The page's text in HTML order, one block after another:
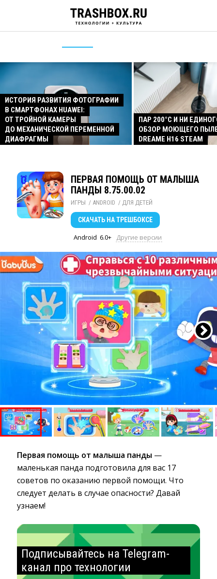
ИСТОРИЯ РАЗВИТИЯ ФОТОГРАФИИ
В СМАРТФОНАХ HUAWEI:
ОТ ТРОЙНОЙ КАМЕРЫ
ДО МЕХАНИЧЕСКОЙ ПЕРЕМЕННОЙ
ДИАФРАГМЫ
ПАР 200°C И НИ
ОБЗОР МОЮЩЕГО
DREAME H16 STEAM
ПЕРВАЯ ПОМОЩЬ ОТ МАЛЫША
ПАНДЫ 8.75.00.02
ИГРЫ / ANDROID / ДЛЯ ДЕТЕЙ
СКАЧАТЬ НА ТРЕШБОКСЕ
Android 6.0+ Другие версии
Первая помощь от малыша панды —
маленькая панда подготовила для вас 17
советов по оказанию первой помощи. Что
следует делать в случае опасности? Давай
узнаем!
Подписывайтесь на Telegram-
канал про технологии